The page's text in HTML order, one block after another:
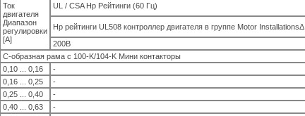
Ток
двигателя
Диапазон
регулировки
[A]
UL / CSA Hp Рейтинги (60 Гц)
Hp рейтинги UL508 контроллер двигателя в группе Motor InstallationsΔ
200В
С-образная рама с 100-K/104-K Мини контакторы
0,10 ... 0,16
-
0,16 ... 0,25
-
0,25 ... 0,40
-
0,40 ... 0,63
-